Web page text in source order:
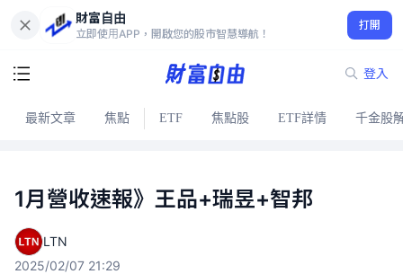
財富自由
立即使用APP，開啟您的股市智慧導航！
打開
登入
最新文章 焦點 ETF 焦點股 ETF詳情 千金股
1月營收速報》王品+瑞昱+智邦
LTN
2025/02/07 21:29